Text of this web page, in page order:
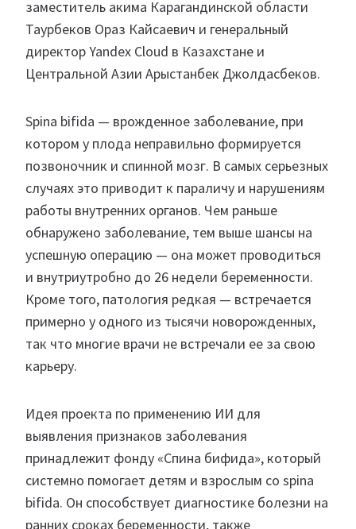
заместитель акима Карагандинской области
Таурбеков Ораз Кайсаевич и генеральный
директор Yandex Cloud в Казахстане и
Центральной Азии Арыстанбек Джолдасбеков.
Spina bifida — врожденное заболевание, при
котором у плода неправильно формируется
позвоночник и спинной мозг. В самых серьезных
случаях это приводит к параличу и нарушениям
работы внутренних органов. Чем раньше
обнаружено заболевание, тем выше шансы на
успешную операцию — она может проводиться
и внутриутробно до 26 недели беременности.
Кроме того, патология редкая — встречается
примерно у одного из тысячи новорожденных,
так что многие врачи не встречали ее за свою
карьеру.
Идея проекта по применению ИИ для
выявления признаков заболевания
принадлежит фонду «Спина бифида», который
системно помогает детям и взрослым со spina
bifida. Он способствует диагностике болезни на
ранних сроках беременности, также